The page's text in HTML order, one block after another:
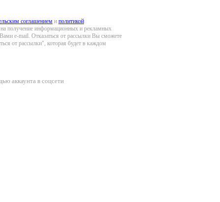
соглашением и политикой
на получение информационных и рекламных
e-mail. Отказаться от рассылки Вы сможете
от рассылки", которая будет в каждом
аккаунта в соцсети